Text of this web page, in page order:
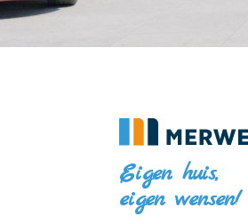
Eigen huis,
eigen wensen!